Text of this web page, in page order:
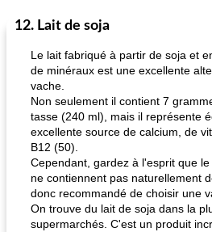
frittata au poulet
12. Lait de soja
Le lait fabriqué à partir de soja et
de minéraux est une excellente
vache.
Non seulement il contient 7
tasse (240 ml), mais il représente
excellente source de calcium, de
B12 (50).
Cependant, gardez à l'esprit que
ne contiennent pas naturellement
donc recommandé de choisir une
On trouve du lait de soja dans la
supermarchés. C'est un produit